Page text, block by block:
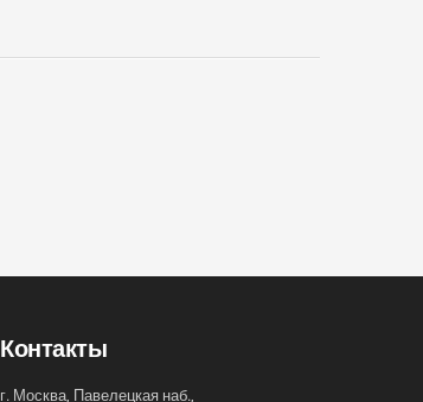
Контакты
г. Москва, Павелецкая наб.,